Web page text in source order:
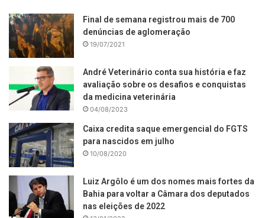
Final de semana registrou mais de 700
denúncias de aglomeração
19/07/2021
André Veterinário conta sua história e faz
avaliação sobre os desafios e conquistas
da medicina veterinária
04/08/2023
Caixa credita saque emergencial do FGTS
para nascidos em julho
10/08/2020
Luiz Argôlo é um dos nomes mais fortes da
Bahia para voltar a Câmara dos deputados
nas eleições de 2022